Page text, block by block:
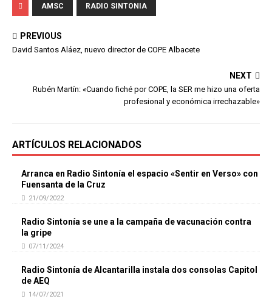
AMSC RADIO SINTONIA
PREVIOUS
David Santos Aláez, nuevo director de COPE Albacete
NEXT
Rubén Martín: «Cuando fiché por COPE, la SER me hizo una oferta
profesional y económica irrechazable»
ARTÍCULOS RELACIONADOS
Arranca en Radio Sintonía el espacio «Sentir en Verso» con
Fuensanta de la Cruz
21/09/2022
Radio Sintonía se une a la campaña de vacunación contra
la gripe
07/11/2024
Radio Sintonía de Alcantarilla instala dos consolas Capitol
de AEQ
14/07/2021